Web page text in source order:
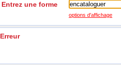
Entrez une forme
options d'affichage
Erreur